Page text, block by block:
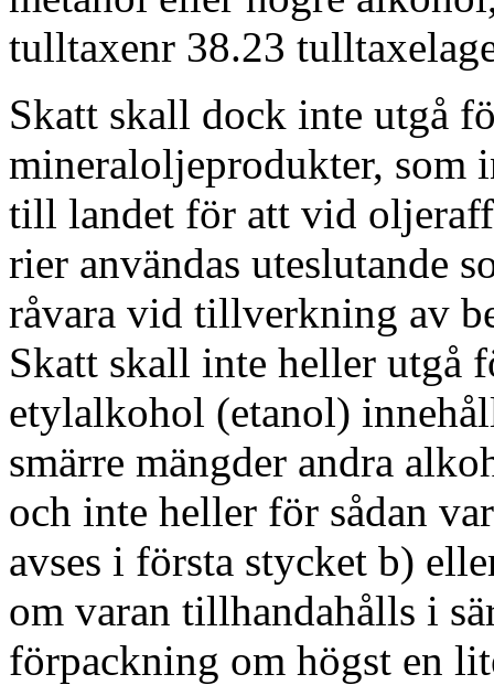
tulltaxenr 38.23
Skatt skall dock inte utgå
mineraloljeprodukter, som
till landet för att vid
rier användas uteslutande
råvara vid tillverkning av
Skatt skall inte heller utgå
etylalkohol (etanol)
smärre mängder andra
och inte heller för sådan
avses i första stycket b)
om varan tillhandahålls i
förpackning om högst en